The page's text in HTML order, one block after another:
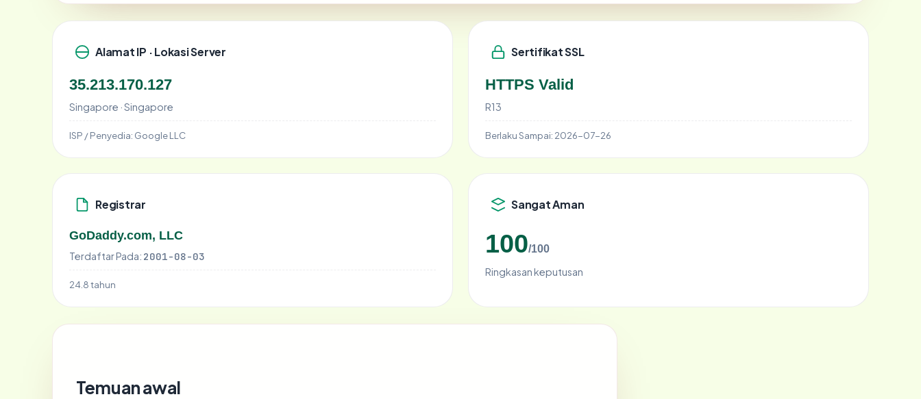
Alamat IP · Lokasi Server
35.213.170.127
Singapore · Singapore
ISP / Penyedia: Google LLC
Sertifikat SSL
HTTPS Valid
R13
Berlaku Sampai: 2026-07-26
Registrar
GoDaddy.com, LLC
Terdaftar Pada: 2001-08-03
24.8 tahun
Sangat Aman
100/100
Ringkasan keputusan
Temuan awal